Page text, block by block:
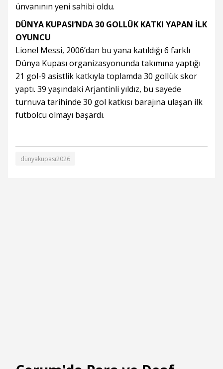
ünvanının yeni sahibi oldu.
DÜNYA KUPASI’NDA 30 GOLLÜK KATKI YAPAN İLK
OYUNCU
Lionel Messi, 2006’dan bu yana katıldığı 6 farklı
Dünya Kupası organizasyonunda takımına yaptığı
21 gol-9 asistlik katkıyla toplamda 30 gollük skor
yaptı. 39 yaşındaki Arjantinli yıldız, bu sayede
turnuva tarihinde 30 gol katkısı barajına ulaşan ilk
futbolcu olmayı başardı.
dünyakupası2026